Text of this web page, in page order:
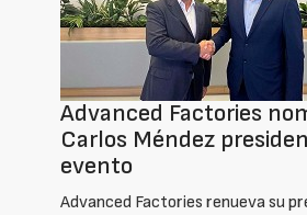
Advanced Factories
Carlos Méndez
evento
Advanced Factories renueva su